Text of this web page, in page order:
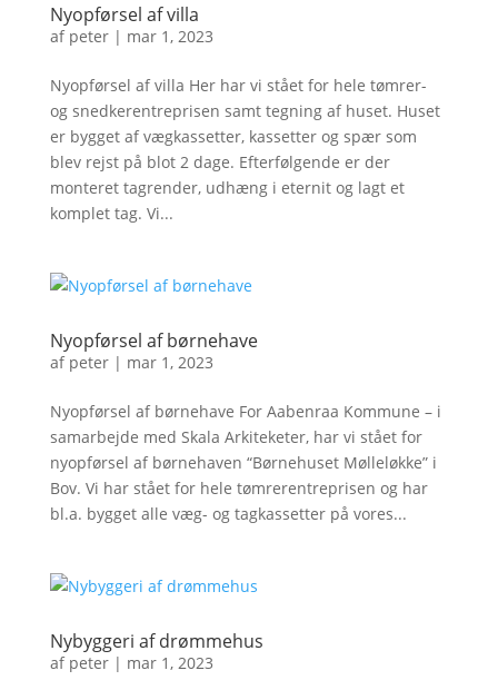
Nyopførsel af villa
af peter| mar 1, 2023
Nyopførsel af villa Her har vi stået for hele tømrer-
og snedkerentreprisen samt tegning af huset. Huset
er bygget af vægkassetter, kassetter og spær som
blev rejst på blot 2 dage. Efterfølgende er der
monteret tagrender, udhæng i eternit og lagt et
komplet tag. Vi...
Nyopførsel af børnehave
af peter| mar 1, 2023
Nyopførsel af børnehave For Aabenraa Kommune – i
samarbejde med Skala Arkiteketer, har vi stået for
nyopførsel af børnehaven “Børnehuset Mølleløkke” i
Bov. Vi har stået for hele tømrerentreprisen og har
bl.a. bygget alle væg- og tagkassetter på vores...
Nybyggeri af drømmehus
af peter| mar 1, 2023